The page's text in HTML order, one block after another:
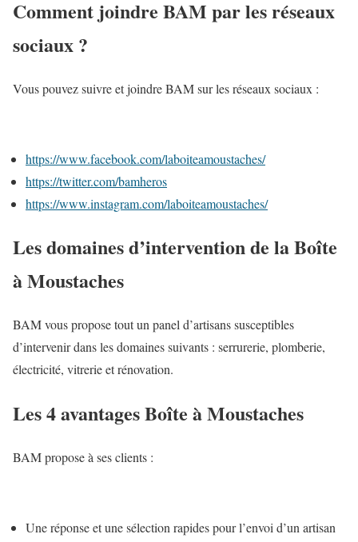
Comment joindre BAM par les réseaux
sociaux ?
Vous pouvez suivre et joindre BAM sur les réseaux sociaux :
https://www.facebook.com/laboiteamoustaches/
https://twitter.com/bamheros
https://www.instagram.com/laboiteamoustaches/
Les domaines d’intervention de la Boîte
à Moustaches
BAM vous propose tout un panel d’artisans susceptibles
d’intervenir dans les domaines suivants : serrurerie, plomberie,
électricité, vitrerie et rénovation.
Les 4 avantages Boîte à Moustaches
BAM propose à ses clients :
Une réponse et une sélection rapides pour l’envoi d’un artisan